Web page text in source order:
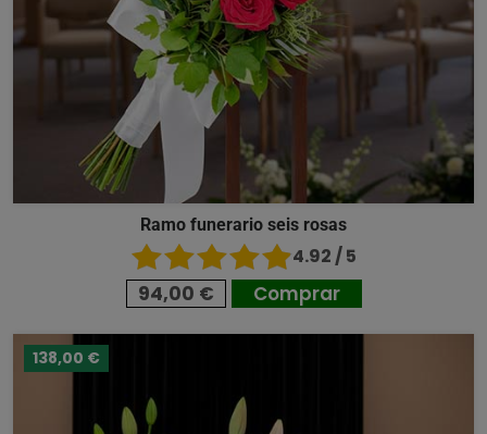
Ramo funerario seis rosas
4.92 / 5
94,00 € Comprar
138,00 €